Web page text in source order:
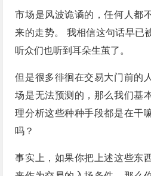
市场是风波诡谲的，任何人都
来的走势。 我相信这句话早已
听众们也听到耳朵生茧了。
但是很多徘徊在交易大门前的
场是无法预测的，那么我们基
理分析这些种种手段都是在干
吗？
事实上，如果你把上述这些东